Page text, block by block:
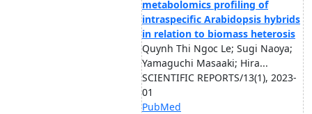
metabolomics profiling of
intraspecific Arabidopsis hybrids
in relation to biomass heterosis
Quynh Thi Ngoc Le; Sugi Naoya;
Yamaguchi Masaaki; Hira...
SCIENTIFIC REPORTS/13(1), 2023-
01
PubMed